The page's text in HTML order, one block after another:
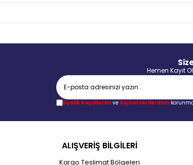
Hemen Kayıt
Üyelik koşullarınıve kişisel verilerimin
ALIŞVERİŞ BİLGİLERİ
Kargo Teslimat Bölgeleri